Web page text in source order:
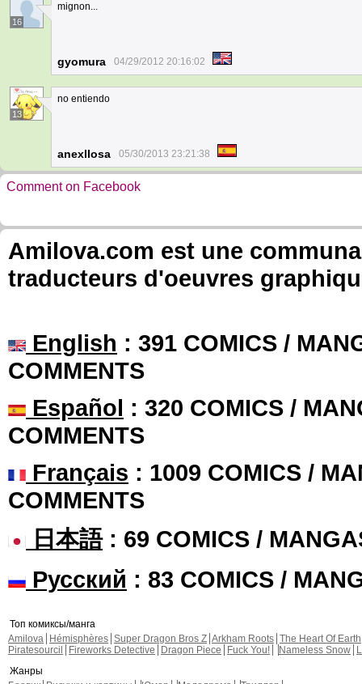
16
mignon...
gyomura 04/29/2012 20:16:02
13
no entiendo
anexllosa 05/30/2013 23:21:38
Comment on Facebook
Amilova.com est une
traducteurs d'oeuvres
English : 391 COMICS /
COMMENTS
Español : 320 COMICS /
COMMENTS
Français : 1009 COMICS /
COMMENTS
日本語: 69 COMICS /
Русский : 83 COMICS /
Топ комиксы/манга
Amilova
Hémisphères Super Dragon Bros Z Arkham Roots The Heart Of Earth
Piratesourcil
Fireworks Detective Dragon Piece Fuck You! Nameless Snow
Жанры